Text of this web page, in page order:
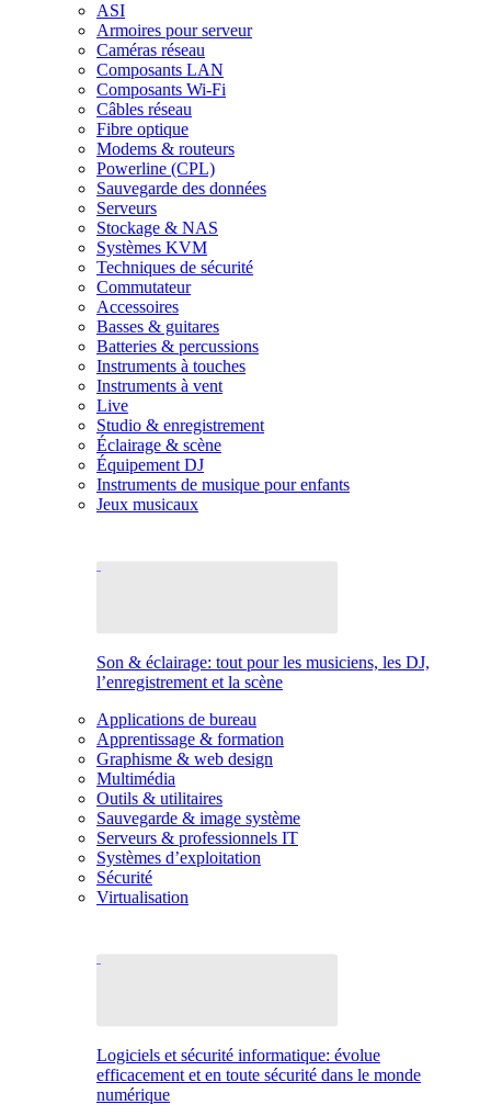
ASI
Armoires pour serveur
Caméras réseau
Composants LAN
Composants Wi-Fi
Câbles réseau
Fibre optique
Modems & routeurs
Powerline (CPL)
Sauvegarde des données
Serveurs
Stockage & NAS
Systèmes KVM
Techniques de sécurité
Commutateur
Accessoires
Basses & guitares
Batteries & percussions
Instruments à touches
Instruments à vent
Live
Studio & enregistrement
Éclairage & scène
Équipement DJ
Instruments de musique pour enfants
Jeux musicaux
Son & éclairage: tout pour les musiciens, les DJ,
l’enregistrement et la scène
Applications de bureau
Apprentissage & formation
Graphisme & web design
Multimédia
Outils & utilitaires
Sauvegarde & image système
Serveurs & professionnels IT
Systèmes d’exploitation
Sécurité
Virtualisation
Logiciels et sécurité informatique: évolue
efficacement et en toute sécurité dans le monde
numérique